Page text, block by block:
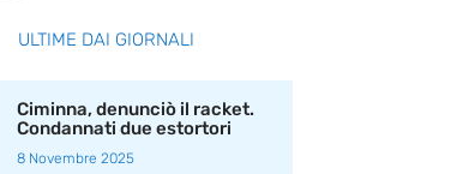
ULTIME DAI GIORNALI
Ciminna, denunciò il racket.
Condannati due estortori
8 Novembre 2025